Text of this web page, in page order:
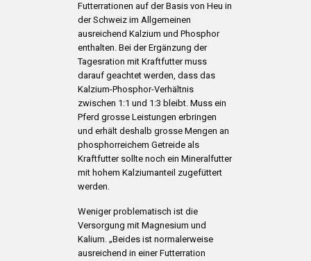
Futterrationen auf der Basis von Heu in
der Schweiz im Allgemeinen
ausreichend Kalzium und Phosphor
enthalten. Bei der Ergänzung der
Tagesration mit Kraftfutter muss
darauf geachtet werden, dass das
Kalzium-Phosphor-Verhältnis
zwischen 1:1 und 1:3 bleibt. Muss ein
Pferd grosse Leistungen erbringen
und erhält deshalb grosse Mengen an
phosphorreichem Getreide als
Kraftfutter sollte noch ein Mineralfutter
mit hohem Kalziumanteil zugefüttert
werden.
Weniger problematisch ist die
Versorgung mit Magnesium und
Kalium. „Beides ist normalerweise
ausreichend in einer Futterration